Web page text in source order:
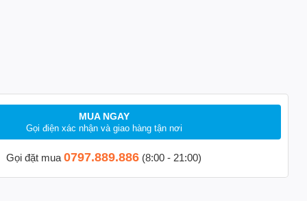
MUA NGAY
Gọi điện xác nhận và giao hàng tận nơi
Gọi đặt mua0797.889.886 (8:00 - 21:00)